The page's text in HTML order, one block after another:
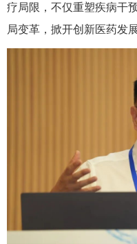
疗局限，不仅重塑疾病干
局变革，掀开创新医药发